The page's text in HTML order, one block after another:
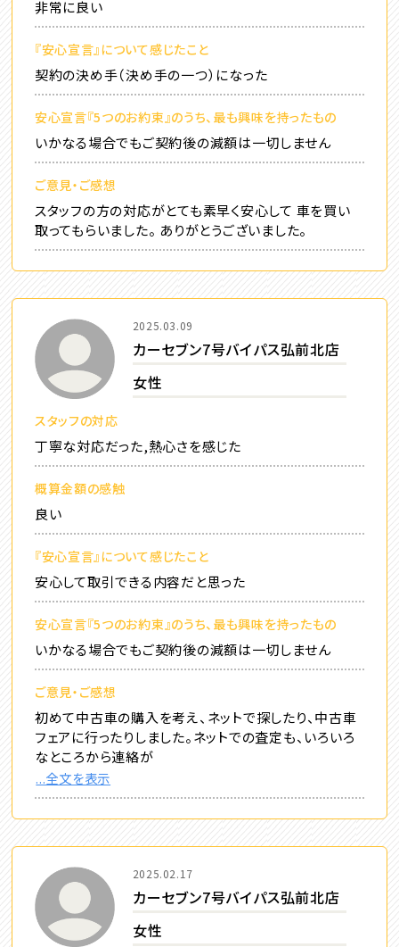
非常に良い
『安心宣言』について感じたこと
契約の決め手（決め手の一つ）になった
安心宣言『5つのお約束』のうち、最も興味を持ったもの
いかなる場合でもご契約後の減額は一切しません
ご意見・ご感想
スタッフの方の対応がとても素早く安心して 車を買い
取ってもらいました。 ありがとうございました。
2025.03.09
カーセブン7号バイパス弘前北店
女性
スタッフの対応
丁寧な対応だった,熱心さを感じた
概算金額の感触
良い
『安心宣言』について感じたこと
安心して取引できる内容だと思った
安心宣言『5つのお約束』のうち、最も興味を持ったもの
いかなる場合でもご契約後の減額は一切しません
ご意見・ご感想
初めて中古車の購入を考え、ネットで探したり、中古車
フェアに行ったりしました。ネットでの査定も、いろいろ
なところから連絡が
...全文を表示
2025.02.17
カーセブン7号バイパス弘前北店
女性